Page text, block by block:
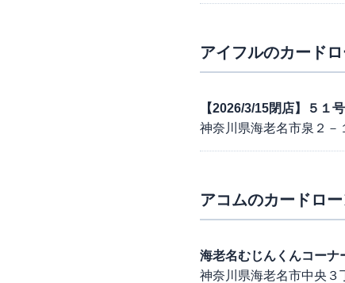
アイフルのカード
【2026/3/15閉店】５１
神奈川県海老名市泉２－
アコムのカードロ
海老名むじんくんコーナ
神奈川県海老名市中央